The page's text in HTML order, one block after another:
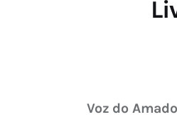
Voz do Amado